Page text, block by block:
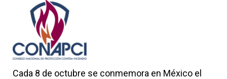
Cada 8 de octubre se conmemora en México el